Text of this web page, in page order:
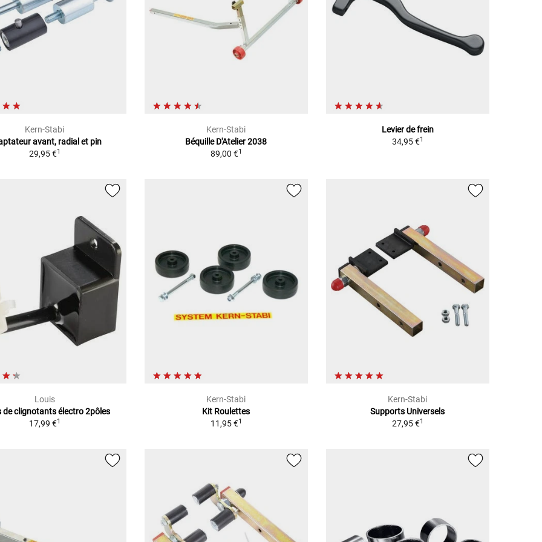
Kern-Stabi
avant, radial et pin
29,95 €1
Kern-Stabi
Béquille D'Atelier 2038
89,00 €1
Levier de frein
34,95 €1
Louis
de clignotants électro 2pôles
17,99 €1
Kern-Stabi
Kit Roulettes
11,95 €1
Kern-Stabi
Supports Universels
27,95 €1